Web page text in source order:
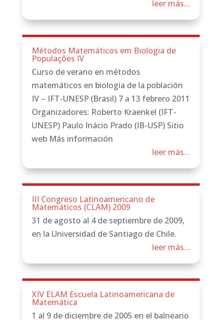
leer más…
Métodos Matemáticos em Biologia de
Populações IV
Curso de verano en métodos
matemáticos en biología de la población
IV – IFT-UNESP (Brasil) 7 a 13 febrero 2011
Organizadores: Roberto Kraenkel (IFT-
UNESP) Paulo Inácio Prado (IB-USP) Sitio
web Más información
leer más…
III Congreso Latinoamericano de
Matemáticos (CLAM) 2009
31 de agosto al 4 de septiembre de 2009,
en la Universidad de Santiago de Chile.
leer más…
XIV ELAM Escuela Latinoamericana de
Matemática
1 al 9 de diciembre de 2005 en el balneario